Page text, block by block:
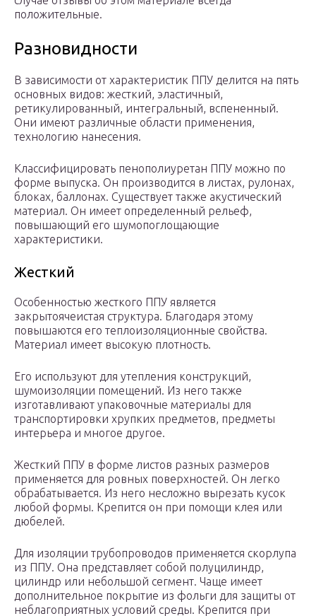
положительные.
Разновидности
В зависимости от характеристик ППУ делится на пять
основных видов: жесткий, эластичный,
ретикулированный, интегральный, вспененный.
Они имеют различные области применения,
технологию нанесения.
Классифицировать пенополиуретан ППУ можно по
форме выпуска. Он производится в листах, рулонах,
блоках, баллонах. Существует также акустический
материал. Он имеет определенный рельеф,
повышающий его шумопоглощающие
характеристики.
Жесткий
Особенностью жесткого ППУ является
закрытоячеистая структура. Благодаря этому
повышаются его теплоизоляционные свойства.
Материал имеет высокую плотность.
Его используют для утепления конструкций,
шумоизоляции помещений. Из него также
изготавливают упаковочные материалы для
транспортировки хрупких предметов, предметы
интерьера и многое другое.
Жесткий ППУ в форме листов разных размеров
применяется для ровных поверхностей. Он легко
обрабатывается. Из него несложно вырезать кусок
любой формы. Крепится он при помощи клея или
дюбелей.
Для изоляции трубопроводов применяется скорлупа
из ППУ. Она представляет собой полуцилиндр,
цилиндр или небольшой сегмент. Чаще имеет
дополнительное покрытие из фольги для защиты от
неблагоприятных условий среды. Крепится при